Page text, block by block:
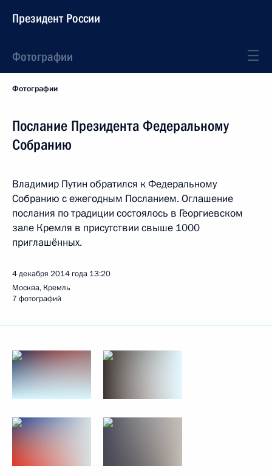
Президент России
Фотографии
Фотографии
Послание Президента Федеральному
Собранию
Владимир Путин обратился к Федеральному
Собранию с ежегодным Посланием. Оглашение
послания по традиции состоялось в Георгиевском
зале Кремля в присутствии свыше 1000
приглашённых.
4 декабря 2014 года 13:20
Москва, Кремль
7 фотографий